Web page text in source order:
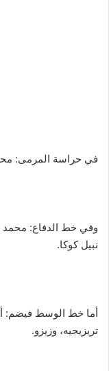
في حراسة المرمى:
وفي خط الدفاع: محمد
نبيل كوكا.
أما خط الوسط فيضم:
تريزيجيه، وزيزو.